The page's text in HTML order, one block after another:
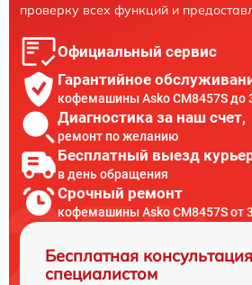
проверку всех функций и
Официальный сервис
Гарантийное
кофемашины Asko CM8457S до
Диагностика за наш счет,
ремонт по желанию
Бесплатный выезд
в день обращения
Срочный ремонт
кофемашины Asko CM8457S от
Бесплатная
специалистом